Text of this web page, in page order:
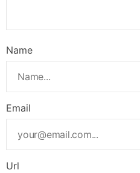
Name
Email
Url